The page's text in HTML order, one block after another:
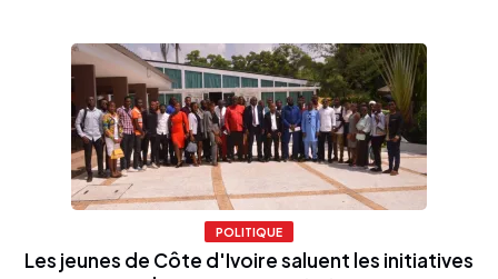
POLITIQUE
Les jeunes de Côte d'Ivoire saluent les initiatives